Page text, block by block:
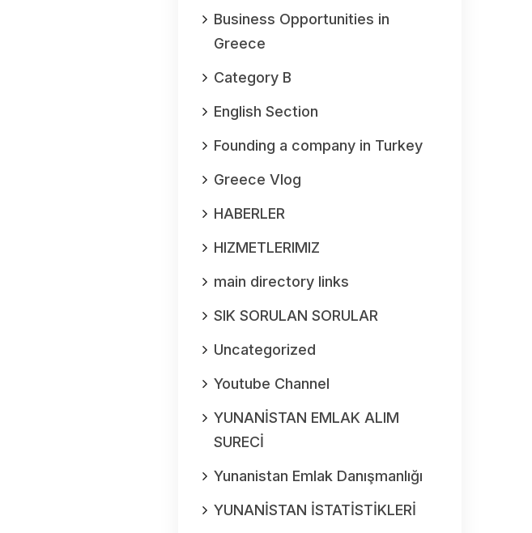
Business Opportunities in
Greece
Category B
English Section
Founding a company in Turkey
Greece Vlog
HABERLER
HIZMETLERIMIZ
main directory links
SIK SORULAN SORULAR
Uncategorized
Youtube Channel
YUNANİSTAN EMLAK ALIM
SURECİ
Yunanistan Emlak Danışmanlığı
YUNANİSTAN İSTATİSTİKLERİ